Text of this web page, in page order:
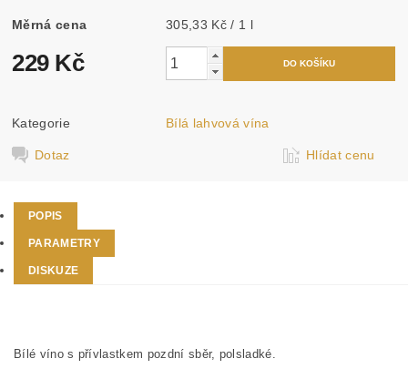
Měrná cena 305,33 Kč / 1 l
229 Kč
Kategorie Bílá lahvová vína
Dotaz Hlídat cenu
POPIS
PARAMETRY
DISKUZE
Bílé víno s přívlastkem pozdní sběr, polsladké.